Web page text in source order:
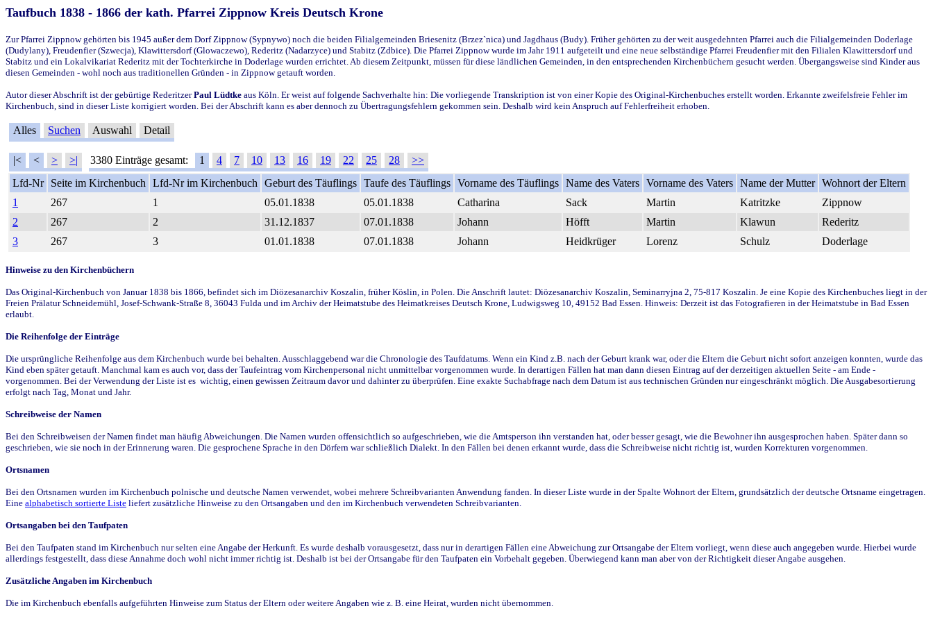
Taufbuch 1838 - 1866 der kath. Pfarrei Zippnow Kreis Deutsch Krone
Zur Pfarrei Zippnow gehörten bis 1945 außer dem Dorf Zippnow (Sypnywo) noch die beiden Filialgemeinden Briesenitz (Brzez`nica) und Jagdhaus (Budy). Früher gehörten zu der weit ausgedehnten Pfarrei auch die Filialgemeinden Doderlage
(Dudylany), Freudenfier (Szwecja), Klawittersdorf (Glowaczewo), Rederitz (Nadarzyce) und Stabitz (Zdbice). Die Pfarrei Zippnow wurde im Jahr 1911 aufgeteilt und eine neue selbständige Pfarrei Freudenfier mit den Filialen Klawittersdorf und
Stabitz und ein Lokalvikariat Rederitz mit der Tochterkirche in Doderlage wurden errichtet. Ab diesem Zeitpunkt, müssen für diese ländlichen Gemeinden, in den entsprechenden Kirchenbüchern gesucht werden. Übergangsweise sind Kinder aus
diesen Gemeinden - wohl noch aus traditionellen Gründen - in Zippnow getauft worden.
Autor dieser Abschrift ist der gebürtige RederitzerPaul Lüdtke aus Köln. Er weist auf folgende Sachverhalte hin: Die vorliegende Transkription ist von einer Kopie des Original-Kirchenbuches erstellt worden. Erkannte zweifelsfreie Fehler im
Kirchenbuch, sind in dieser Liste korrigiert worden. Bei der Abschrift kann es aber dennoch zu Übertragungsfehlern gekommen sein. Deshalb wird kein Anspruch auf Fehlerfreiheit erhoben.
Alles Suchen Auswahl Detail
|< < > >| 3380 Einträge gesamt: 1 4 7 10 13 16 19 22 25 28
>>
Lfd-Nr
Seite im Kirchenbuch Lfd-Nr im Kirchenbuch Geburt des Täuflings Taufe des Täuflings Vorname des Täuflings Name des Vaters Vorname des Vaters Name der Mutter Wohnort der Eltern
1
267 1 05.01.1838 05.01.1838 Catharina Sack Martin Katritzke
Zippnow
2
267 2 31.12.1837 07.01.1838 Johann Höfft Martin Klawun
Rederitz
3
267 3 01.01.1838 07.01.1838 Johann Heidkrüger Lorenz Schulz Doderlage
Hinweise zu den Kirchenbüchern
Das Original-Kirchenbuch von Januar 1838 bis 1866, befindet sich im Diözesanarchiv Koszalin, früher Köslin, in Polen. Die Anschrift lautet: Diözesanarchiv Koszalin, Seminarryjna 2, 75-817 Koszalin. Je eine Kopie des Kirchenbuches liegt in der
Freien Prälatur Schneidemühl, Josef-Schwank-Straße 8, 36043 Fulda und im Archiv der Heimatstube des Heimatkreises Deutsch Krone, Ludwigsweg 10, 49152 Bad Essen. Hinweis: Derzeit ist das Fotografieren in der Heimatstube in Bad Essen
erlaubt.
Die Reihenfolge der Einträge
Die ursprüngliche Reihenfolge aus dem Kirchenbuch wurde bei behalten. Ausschlaggebend war die Chronologie des Taufdatums. Wenn ein Kind z.B. nach der Geburt krank war, oder die Eltern die Geburt nicht sofort anzeigen konnten, wurde das
Kind eben später getauft. Manchmal kam es auch vor, dass der Taufeintrag vom Kirchenpersonal nicht unmittelbar vorgenommen wurde. In derartigen Fällen hat man dann diesen Eintrag auf der derzeitigen aktuellen Seite - am Ende -
vorgenommen. Bei der Verwendung der Liste ist es wichtig, einen gewissen Zeitraum davor und dahinter zu überprüfen. Eine exakte Suchabfrage nach dem Datum ist aus technischen Gründen nur eingeschränkt möglich. Die Ausgabesortierung
erfolgt nach Tag, Monat und Jahr.
Schreibweise der Namen
Bei den Schreibweisen der Namen findet man häufig Abweichungen. Die Namen wurden offensichtlich so aufgeschrieben, wie die Amtsperson ihn verstanden hat, oder besser gesagt, wie die Bewohner ihn ausgesprochen haben. Später dann so
geschrieben, wie sie noch in der Erinnerung waren. Die gesprochene Sprache in den Dörfern war schließlich Dialekt. In den Fällen bei denen erkannt wurde, dass die Schreibweise nicht richtig ist, wurden Korrekturen vorgenommen.
Ortsnamen
Bei den Ortsnamen wurden im Kirchenbuch polnische und deutsche Namen verwendet, wobei mehrere Schreibvarianten Anwendung fanden. In dieser Liste wurde in der Spalte Wohnort der Eltern, grundsätzlich der deutsche Ortsname eingetragen.
Eine alphabetisch sortierte Liste liefert zusätzliche Hinweise zu den Ortsangaben und den im Kirchenbuch verwendeten Schreibvarianten.
Ortsangaben bei den Taufpaten
Bei den Taufpaten stand im Kirchenbuch nur selten eine Angabe der Herkunft. Es wurde deshalb vorausgesetzt, dass nur in derartigen Fällen eine Abweichung zur Ortsangabe der Eltern vorliegt, wenn diese auch angegeben wurde. Hierbei wurde
allerdings festgestellt, dass diese Annahme doch wohl nicht immer richtig ist. Deshalb ist bei der Ortsangabe für den Taufpaten ein Vorbehalt gegeben. Überwiegend kann man aber von der Richtigkeit dieser Angabe ausgehen.
Zusätzliche Angaben im Kirchenbuch
Die im Kirchenbuch ebenfalls aufgeführten Hinweise zum Status der Eltern oder weitere Angaben wie z. B. eine Heirat, wurden nicht übernommen.